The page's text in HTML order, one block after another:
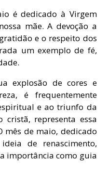
é dedicado à Virgem
mãe. A devoção a
e o respeito dos
um exemplo de fé,
explosão de cores e
é frequentemente
e ao triunfo da
representa essa
mês de maio, dedicado
de renascimento,
importância como guia